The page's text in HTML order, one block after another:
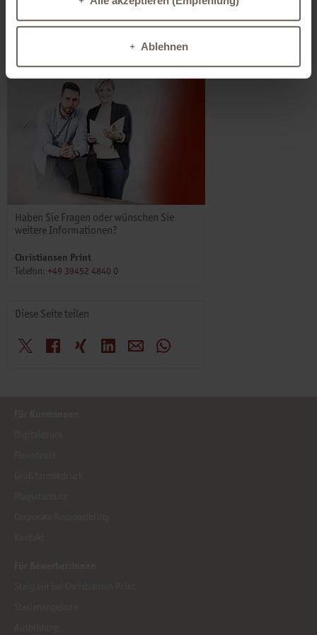
Ablehnen
Haben Sie Fragen oder wünschen Sie
weitere Informationen?
Christiansen Print
Telefon: +49 39452 4840 0
Diese Seite teilen
FacebookXing LinkedIn E-Mail